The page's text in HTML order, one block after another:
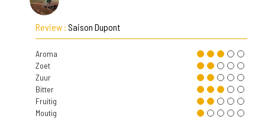
Review : Saison Dupont
Aroma
Zoet
Zuur
Bitter
Fruitig
Moutig